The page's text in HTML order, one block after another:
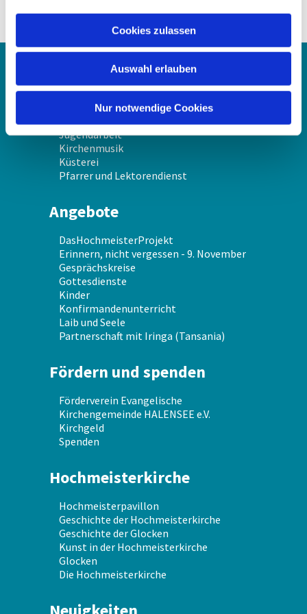
Cookies zulassen
Auswahl erlauben
Nur notwendige Cookies
Über uns
Gemeindekirchenrat
Gemeindeschwester
Jugendarbeit
Kirchenmusik
Küsterei
Pfarrer und Lektorendienst
Angebote
DasHochmeisterProjekt
Erinnern, nicht vergessen - 9. November
Gesprächskreise
Gottesdienste
Kinder
Konfirmandenunterricht
Laib und Seele
Partnerschaft mit Iringa (Tansania)
Fördern und spenden
Förderverein Evangelische
Kirchengemeinde HALENSEE e.V.
Kirchgeld
Spenden
Hochmeisterkirche
Hochmeisterpavillon
Geschichte der Hochmeisterkirche
Geschichte der Glocken
Kunst in der Hochmeisterkirche
Glocken
Die Hochmeisterkirche